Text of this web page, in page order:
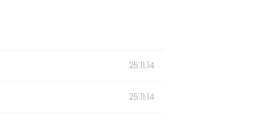
25.11.14
25.11.14